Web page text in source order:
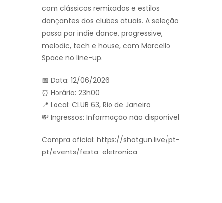
com clássicos remixados e estilos
dançantes dos clubes atuais. A seleção
passa por indie dance, progressive,
melodic, tech e house, com Marcello
Space no line-up.
📅 Data: 12/06/2026
⏰ Horário: 23h00
📍 Local: CLUB 63, Rio de Janeiro
💸 Ingressos: Informação não disponível
Compra oficial: https://shotgun.live/pt-
pt/events/festa-eletronica